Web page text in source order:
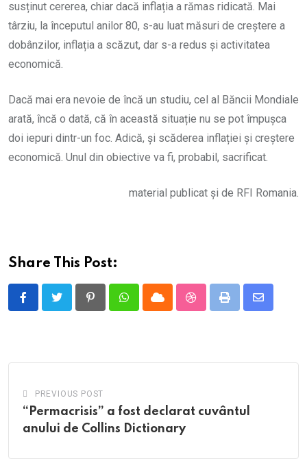
susținut cererea, chiar dacă inflația a rămas ridicată. Mai
târziu, la începutul anilor 80, s-au luat măsuri de creștere a
dobânzilor, inflația a scăzut, dar s-a redus și activitatea
economică.
Dacă mai era nevoie de încă un studiu, cel al Băncii Mondiale
arată, încă o dată, că în această situație nu se pot împușca
doi iepuri dintr-un foc. Adică, și scăderea inflației și creștere
economică. Unul din obiective va fi, probabil, sacrificat.
material publicat și de RFI Romania.
Share This Post:
PinterestWhatsappCloud StumbleUpon
Print
Share
PREVIOUS POST
“Permacrisis” a fost declarat cuvântul
anului de Collins Dictionary